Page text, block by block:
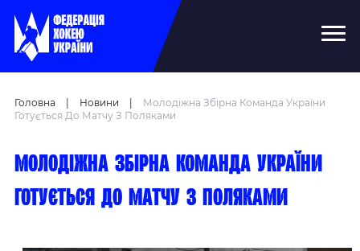
Головна Новини
Молодіжна Збірна Команда України
Готується До Матчу З Поляками
Молодіжна збірна команда України
готується до матчу з поляками